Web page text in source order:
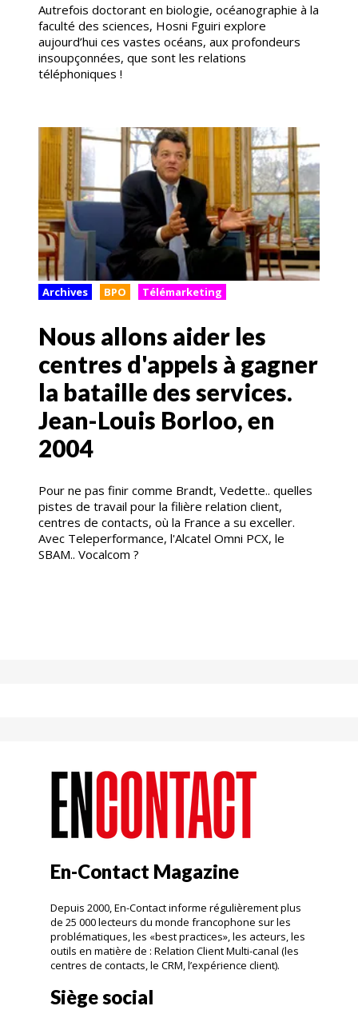
Autrefois doctorant en biologie, océanographie à la
faculté des sciences, Hosni Fguiri explore
aujourd’hui ces vastes océans, aux profondeurs
insoupçonnées, que sont les relations
téléphoniques !
Archives BPO Télémarketing
Nous allons aider les
centres d'appels à gagner
la bataille des services.
Jean-Louis Borloo, en
2004
Pour ne pas finir comme Brandt, Vedette.. quelles
pistes de travail pour la filière relation client,
centres de contacts, où la France a su exceller.
Avec Teleperformance, l'Alcatel Omni PCX, le
SBAM.. Vocalcom ?
En-Contact Magazine
Depuis 2000, En-Contact informe régulièrement plus
de 25 000 lecteurs du monde francophone sur les
problématiques, les «best practices», les acteurs, les
outils en matière de : Relation Client Multi-canal (les
centres de contacts, le CRM, l’expérience client).
Siège social